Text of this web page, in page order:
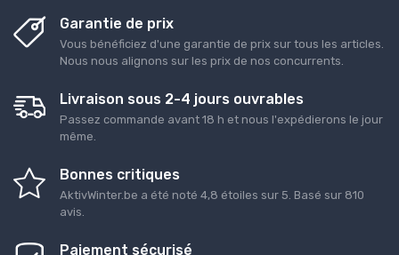
Garantie de prix
Vous bénéficiez d'une garantie de prix sur tous les articles.
Nous nous alignons sur les prix de nos concurrents.
Livraison sous 2-4 jours ouvrables
Passez commande avant 18 h et nous l'expédierons le jour
même.
Bonnes critiques
AktivWinter.be a été noté 4,8 étoiles sur 5 . Basé sur 810
avis.
Paiement sécurisé